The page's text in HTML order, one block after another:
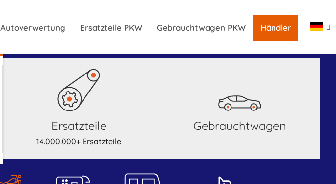
Autoverwertung Ersatzteile PKW Gebrauchtwagen PKW Händler
Ersatzteile
14.000.000+ Ersatzteile
Gebrauchtwagen